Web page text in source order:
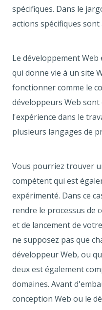
spécifiques. Dans le
actions spécifiques
Le développement Web
qui donne vie à un site
fonctionner comme le
développeurs Web
l'expérience dans le
plusieurs langages de
Vous pourriez trouver
compétent qui est
expérimenté. Dans ce
rendre le processus de
et de lancement de
ne supposez pas que
développeur Web, ou
deux est également
domaines. Avant
conception Web ou le